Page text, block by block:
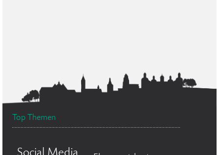
Top Themen